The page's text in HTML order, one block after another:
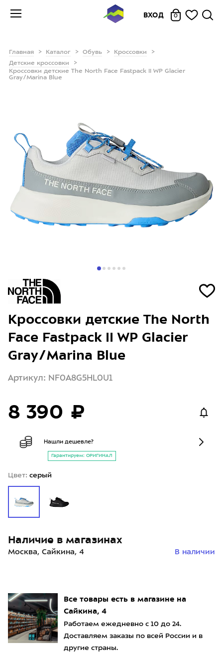
ВХОД 0
Главная Каталог Обувь
Кроссовки
Детские кроссовки
Кроссовки детские The North Face Fastpack II WP Glacier
Gray/Marina Blue
Все товары есть в магазине на
Сайкина, 4
Работаем ежедневно с 10 до 24.
Доставляем заказы по всей России и в
другие страны.
Кроссовки детские The North
Face Fastpack II WP Glacier
Gray/Marina Blue
Артикул: NF0A8G5HL0U1
8 390 ₽
Нашли дешевле?
Гарантируем: ОРИГИНАЛ
Цвет: серый
Наличие в магазинах
Москва, Сайкина, 4 В наличии